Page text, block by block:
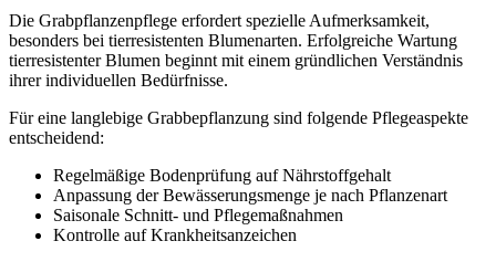
Die Grabpflanzenpflege erfordert spezielle Aufmerksamkeit,
besonders bei tierresistenten Blumenarten. Erfolgreiche Wartung
tierresistenter Blumen beginnt mit einem gründlichen Verständnis
ihrer individuellen Bedürfnisse.
Für eine langlebige Grabbepflanzung sind folgende Pflegeaspekte
entscheidend:
Regelmäßige Bodenprüfung auf Nährstoffgehalt
Anpassung der Bewässerungsmenge je nach Pflanzenart
Saisonale Schnitt- und Pflegemaßnahmen
Kontrolle auf Krankheitsanzeichen